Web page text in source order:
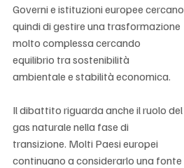
Governi e istituzioni europee cercano
quindi di gestire una trasformazione
molto complessa cercando
equilibrio tra sostenibilità
ambientale e stabilità economica.
Il dibattito riguarda anche il ruolo del
gas naturale nella fase di
transizione. Molti Paesi europei
continuano a considerarlo una fonte